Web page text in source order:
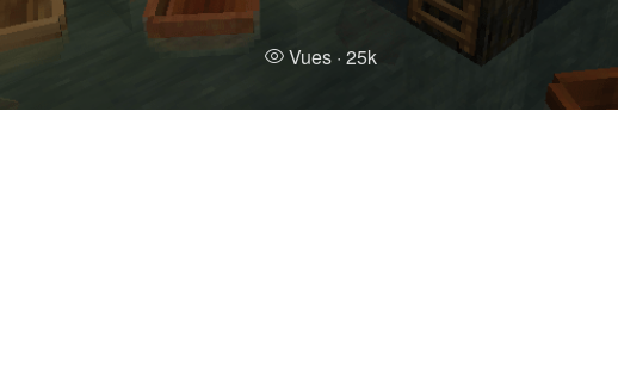
Vues · 25k